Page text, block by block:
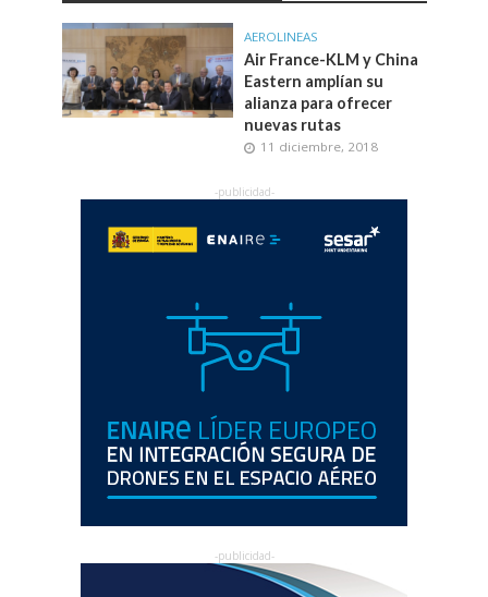
AEROLINEAS
Air France-KLM y China
Eastern amplían su
alianza para ofrecer
nuevas rutas
11 diciembre, 2018